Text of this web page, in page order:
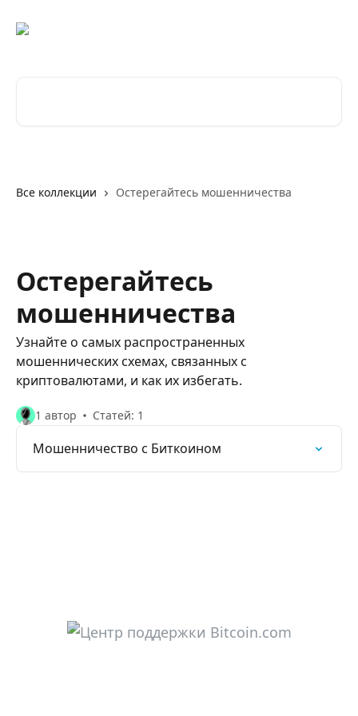
Все коллекции Остерегайтесь мошенничества
Остерегайтесь
мошенничества
Узнайте о самых распространенных
мошеннических схемах, связанных с
криптовалютами, и как их избегать.
1 автор Статей: 1
Мошенничество с Биткоином